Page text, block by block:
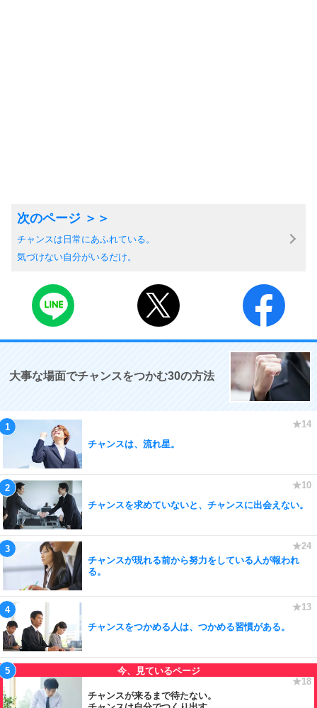
チャンスは日常にあふれている。
気づけない自分がいるだけ。
大事な場面でチャンスをつかむ30の方法
チャンスは、流れ星。
チャンスを求めていないと、チャンスに出会えない。
チャンスが現れる前から努力をしている人が報われ
る。
チャンスをつかめる人は、つかめる習慣がある。
チャンスが来るまで待たない。